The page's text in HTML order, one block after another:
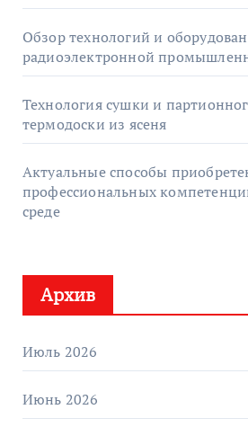
Обзор технологий и
радиоэлектронной
Технология сушки и
термодоски из ясеня
Актуальные способы
профессиональных
среде
Архив
Июль 2026
Июнь 2026